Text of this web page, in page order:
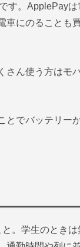
す。ApplePayは
にのることも
さん使う方はモ
とでバッテリー
。学生のときは